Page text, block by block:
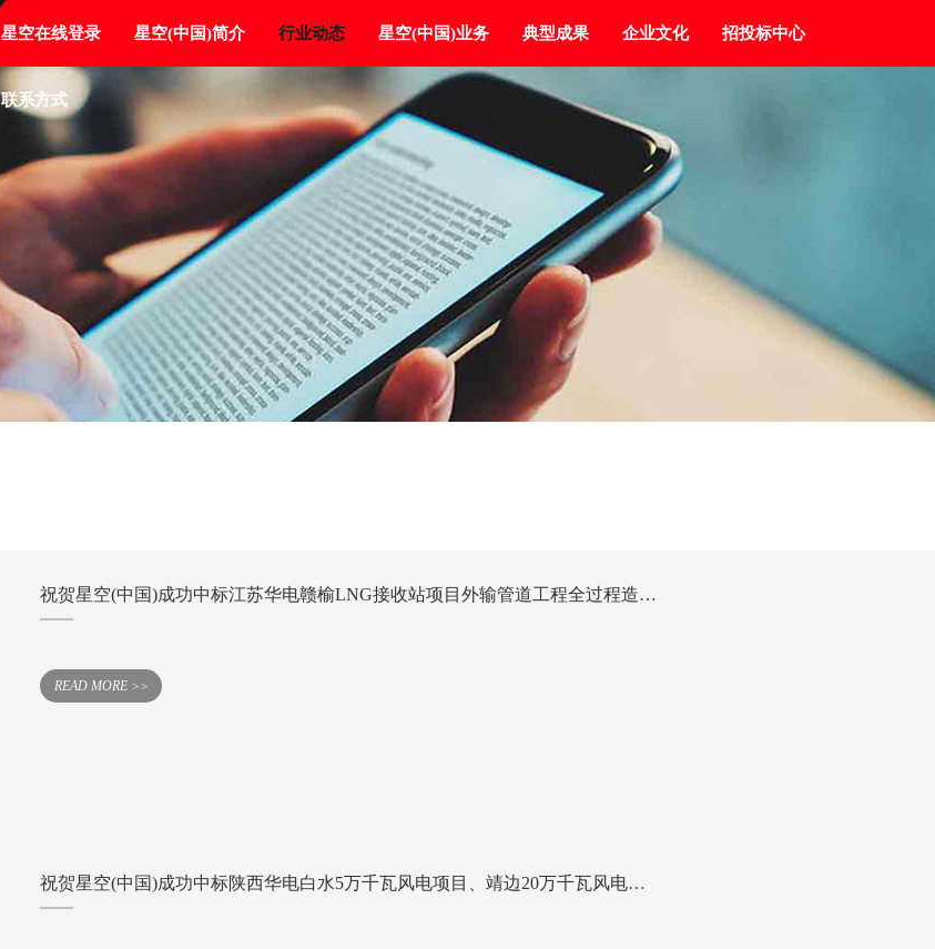
星空在线登录 星空(中国)简介 行业动态 星空(中国)业务 典型成果 企业文化 招投标中心
联系方式
祝贺星空(中国)成功中标江苏华电赣榆LNG接收站项目外输管道工程全过程造…
READ MORE >>
祝贺星空(中国)成功中标陕西华电白水5万千瓦风电项目、靖边20万千瓦风电…